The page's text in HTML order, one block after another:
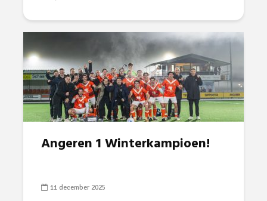
Angeren 1 Winterkampioen!
11 december 2025